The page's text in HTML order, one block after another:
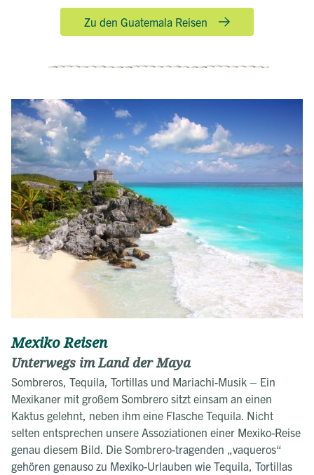
Zu den Guatemala Reisen
Mexiko Reisen
Unterwegs im Land der Maya
Sombreros, Tequila, Tortillas und Mariachi-Musik – Ein
Mexikaner mit großem Sombrero sitzt einsam an einen
Kaktus gelehnt, neben ihm eine Flasche Tequila. Nicht
selten entsprechen unsere Assoziationen einer Mexiko-Reise
genau diesem Bild. Die Sombrero-tragenden „vaqueros“
gehören genauso zu Mexiko-Urlauben wie Tequila, Tortillas